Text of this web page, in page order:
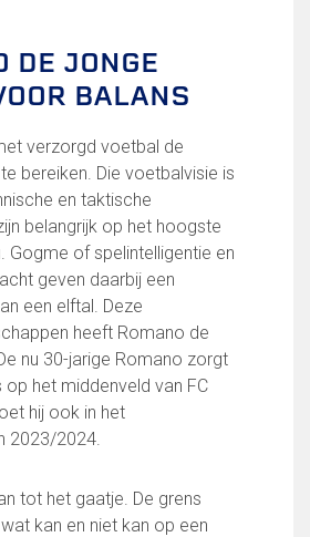
DE JONGE
BALANS
verzorgd voetbal de
bereiken. Die voetbalvisie is
en taktische
belangrijk op het hoogste
Gogme of spelintelligentie en
geven daarbij een
een elftal. Deze
heeft Romano de
nu 30-jarige Romano zorgt
het middenveld van FC
hij ook in het
2023/2024.
tot het gaatje. De grens
kan en niet kan op een